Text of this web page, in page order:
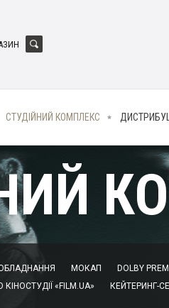
СТУДІЙНИЙ КОМПЛЕКС
МОКАП DOLBY
КІНОСТУДІЇ «FILM.UA» КЕЙТЕРИНГ-